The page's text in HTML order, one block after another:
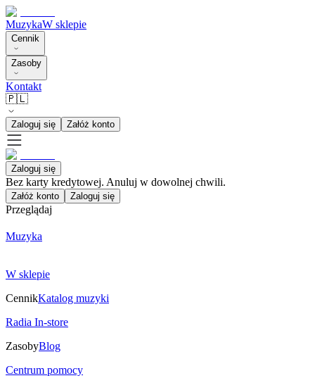
MuzykaW sklepie
Cennik
Zasoby
Kontakt
🇵🇱
Zaloguj się Załóż konto
Zaloguj się
Bez karty kredytowej. Anuluj w dowolnej chwili.
Załóż konto Zaloguj się
Przeglądaj
Muzyka
W sklepie
CennikKatalog muzyki
Radia In-store
ZasobyBlog
Centrum pomocy